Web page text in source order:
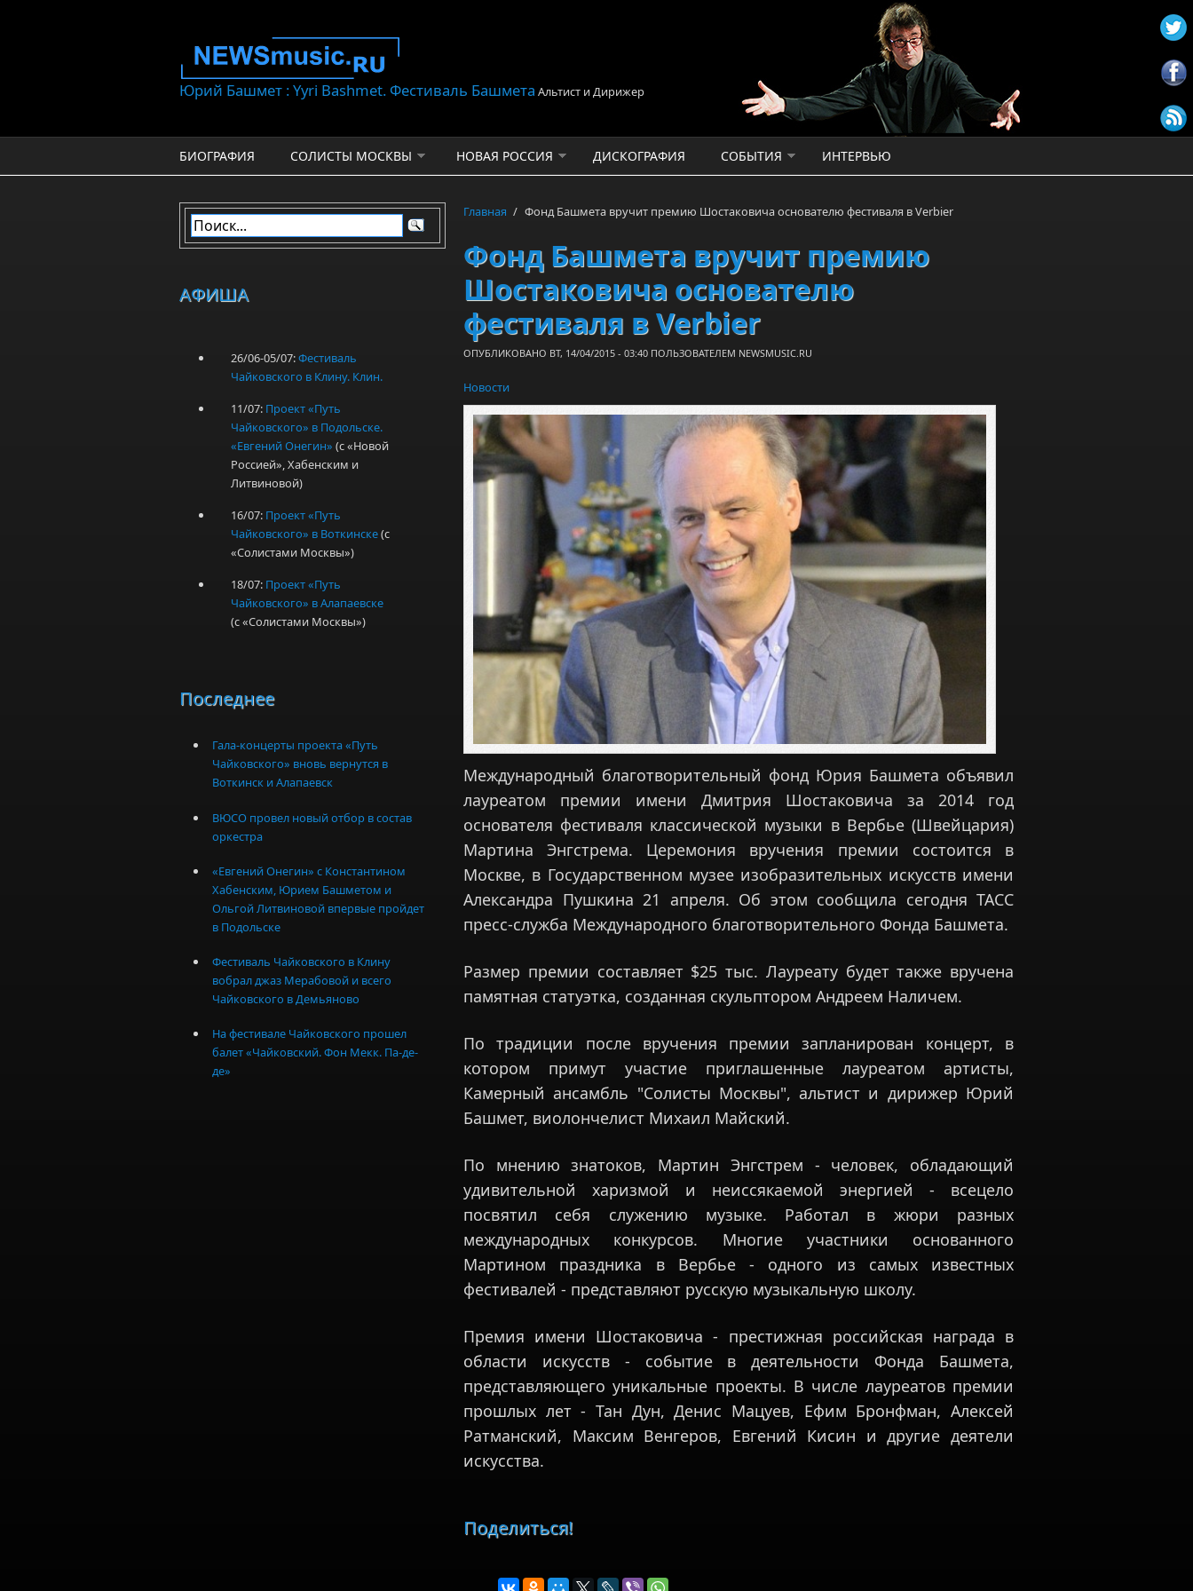
Юрий Башмет : Yyri Bashmet. Фестиваль Башмета Альтист и Дирижер
БИОГРАФИЯ СОЛИСТЫ МОСКВЫ НОВАЯ РОССИЯ ДИСКОГРАФИЯ СОБЫТИЯ ИНТЕРВЬЮ
АФИША
26/06-05/07:Фестиваль
Чайковского в Клину. Клин.
11/07: Проект «Путь
Чайковского» в Подольске.
«Евгений Онегин» (с «Новой
Россией», Хабенским и
Литвиновой)
16/07: Проект «Путь
Чайковского» в Воткинске(с
«Солистами Москвы»)
18/07: Проект «Путь
Чайковского» в Алапаевске
(с «Солистами Москвы»)
Последнее
Гала-концерты проекта «Путь
Чайковского» вновь вернутся в
Воткинск и Алапаевск
ВЮСО провел новый отбор в состав
оркестра
«Евгений Онегин» с Константином
Хабенским, Юрием Башметом и
Ольгой Литвиновой впервые пройдет
в Подольске
Фестиваль Чайковского в Клину
вобрал джаз Мерабовой и всего
Чайковского в Демьяново
На фестивале Чайковского прошел
балет «Чайковский. Фон Мекк. Па-де-
де»
Главная / Фонд Башмета вручит премию Шостаковича основателю фестиваля в Verbier
Фонд Башмета вручит премию
Шостаковича основателю
фестиваля в Verbier
ОПУБЛИКОВАНО ВТ, 14/04/2015 - 03:40 ПОЛЬЗОВАТЕЛЕМ NEWSMUSIC.RU
Новости
Международный благотворительный фонд Юрия Башмета объявил
лауреатом премии имени Дмитрия Шостаковича за 2014 год
основателя фестиваля классической музыки в Вербье (Швейцария)
Мартина Энгстрема. Церемония вручения премии состоится в
Москве, в Государственном музее изобразительных искусств имени
Александра Пушкина 21 апреля. Об этом сообщила сегодня ТАСС
пресс-служба Международного благотворительного Фонда Башмета.
Размер премии составляет $25 тыс. Лауреату будет также вручена
памятная статуэтка, созданная скульптором Андреем Наличем.
По традиции после вручения премии запланирован концерт, в
котором примут участие приглашенные лауреатом артисты,
Камерный ансамбль "Солисты Москвы", альтист и дирижер Юрий
Башмет, виолончелист Михаил Майский.
По мнению знатоков, Мартин Энгстрем - человек, обладающий
удивительной харизмой и неиссякаемой энергией - всецело
посвятил себя служению музыке. Работал в жюри разных
международных конкурсов. Многие участники основанного
Мартином праздника в Вербье - одного из самых известных
фестивалей - представляют русскую музыкальную школу.
Премия имени Шостаковича - престижная российская награда в
области искусств - событие в деятельности Фонда Башмета,
представляющего уникальные проекты. В числе лауреатов премии
прошлых лет - Тан Дун, Денис Мацуев, Ефим Бронфман, Алексей
Ратманский, Максим Венгеров, Евгений Кисин и другие деятели
искусства.
Поделиться!